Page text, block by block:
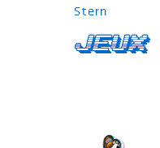
Stern